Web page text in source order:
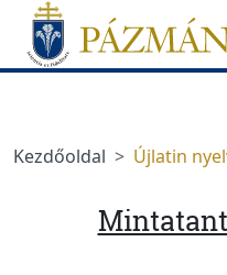
Ugrás a menüre
Ugrás a tartalomra
Kezdőoldal Újlatin